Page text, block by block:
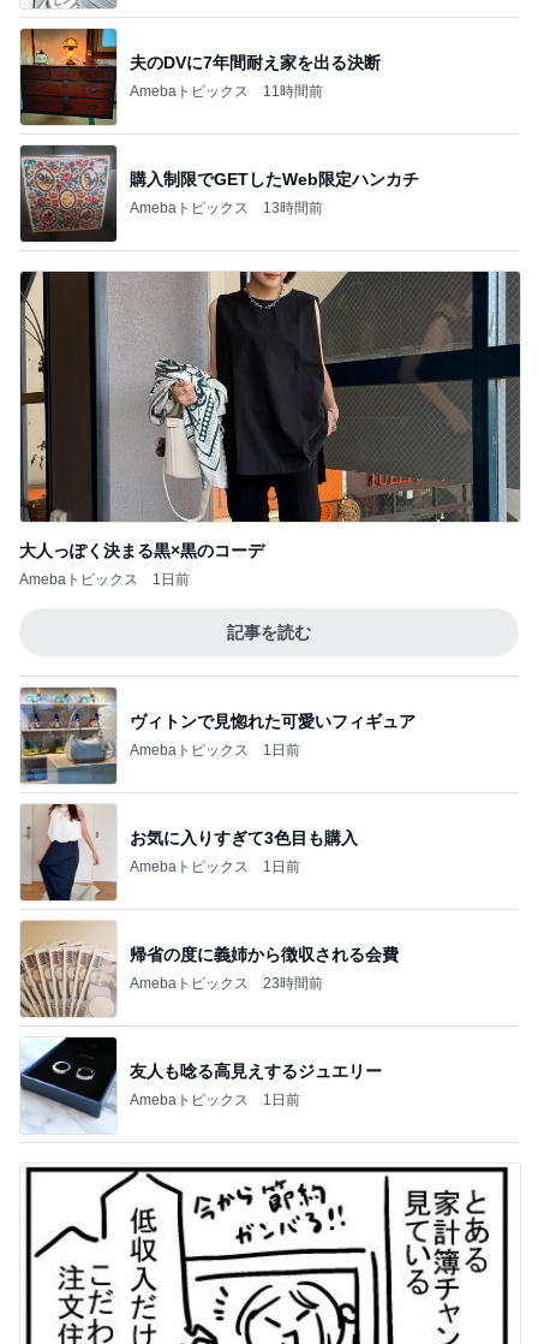
夫のDVに7年間耐え家を出る決断
Amebaトピックス 11時間前
購入制限でGETしたWeb限定ハンカチ
Amebaトピックス 13時間前
大人っぽく決まる黒×黒のコーデ
Amebaトピックス 1日前
記事を読む
ヴィトンで見惚れた可愛いフィギュア
Amebaトピックス 1日前
お気に入りすぎて3色目も購入
Amebaトピックス 1日前
帰省の度に義姉から徴収される会費
Amebaトピックス 23時間前
友人も唸る高見えするジュエリー
Amebaトピックス 1日前